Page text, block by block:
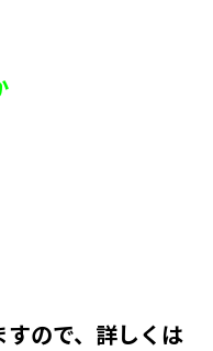
ので、詳しくは